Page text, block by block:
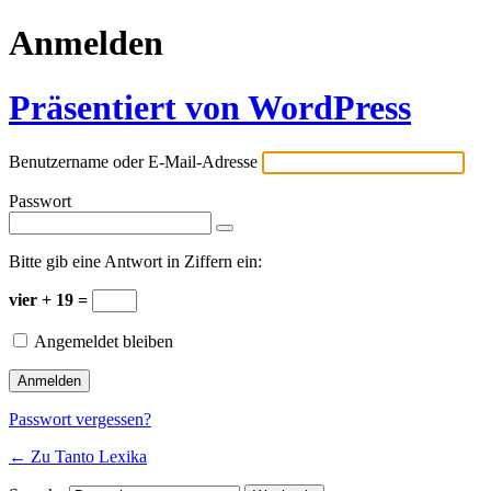
Anmelden
Präsentiert von WordPress
Benutzername oder E-Mail-Adresse
Passwort
Bitte gib eine Antwort in Ziffern ein:
vier + 19 =
Angemeldet bleiben
Passwort vergessen?
← Zu Tanto Lexika